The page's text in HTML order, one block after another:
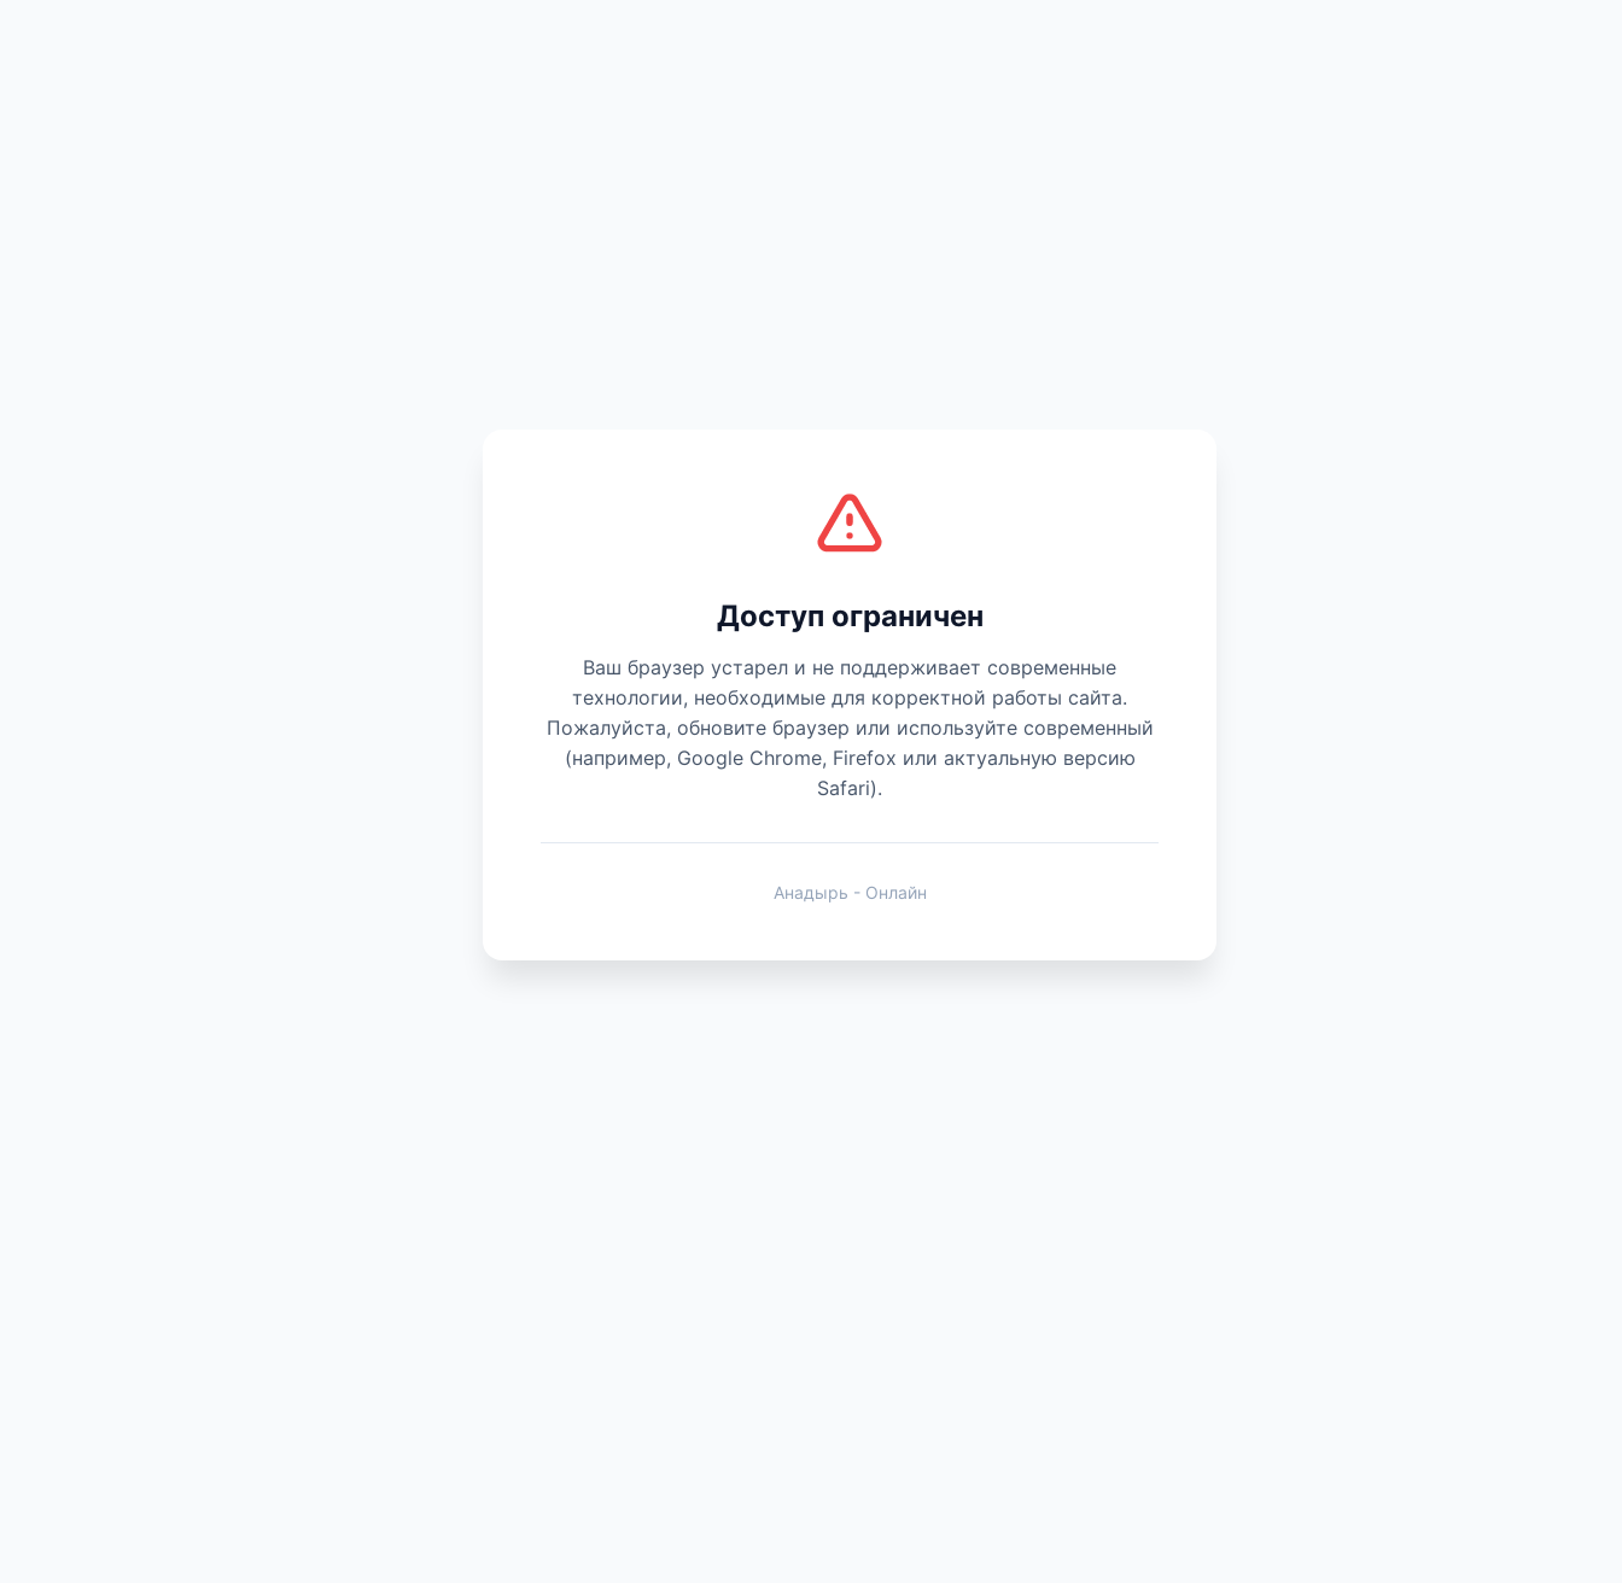
Доступ ограничен
Ваш браузер устарел и не поддерживает современные
технологии, необходимые для корректной работы сайта.
Пожалуйста, обновите браузер или используйте современный
(например, Google Chrome, Firefox или актуальную версию
Safari).
Анадырь - Онлайн